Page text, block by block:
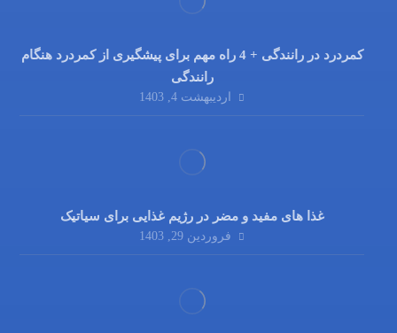
کمردرد در رانندگی + 4 راه مهم برای پیشگیری از کمردرد هنگام
رانندگی
اردیبهشت 4, 1403
غذا های مفید و مضر در رژیم غذایی برای سیاتیک
فروردین 29, 1403